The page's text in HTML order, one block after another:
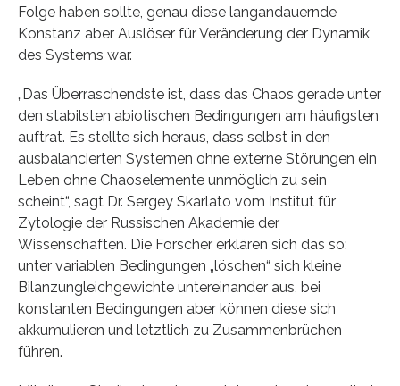
Folge haben sollte, genau diese langandauernde
Konstanz aber Auslöser für Veränderung der Dynamik
des Systems war.
„Das Überraschendste ist, dass das Chaos gerade unter
den stabilsten abiotischen Bedingungen am häufigsten
auftrat. Es stellte sich heraus, dass selbst in den
ausbalancierten Systemen ohne externe Störungen ein
Leben ohne Chaoselemente unmöglich zu sein
scheint“, sagt Dr. Sergey Skarlato vom Institut für
Zytologie der Russischen Akademie der
Wissenschaften. Die Forscher erklären sich das so:
unter variablen Bedingungen „löschen“ sich kleine
Bilanzungleichgewichte untereinander aus, bei
konstanten Bedingungen aber können diese sich
akkumulieren und letztlich zu Zusammenbrüchen
führen.